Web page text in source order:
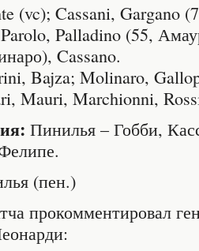
(vc); Cassani, Gargano
Palladino (55,
Cassano.
Bajza; Molinaro,
Mauri, Marchionni,
Пинилья – Гобби,
(пен.)
прокомментировал